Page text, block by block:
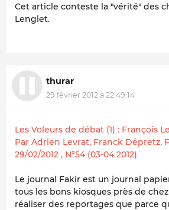
Cet article conteste la "vérité" des
Lenglet.
thurar
29 février 2012 à 22:49:14
Les Voleurs de débat (1) : François
Par Adrien Levrat, Franck Dépretz,
29/02/2012 , N°54 (03-04 2012)
Le journal Fakir est un journal
tous les bons kiosques près de
réaliser des reportages que parce